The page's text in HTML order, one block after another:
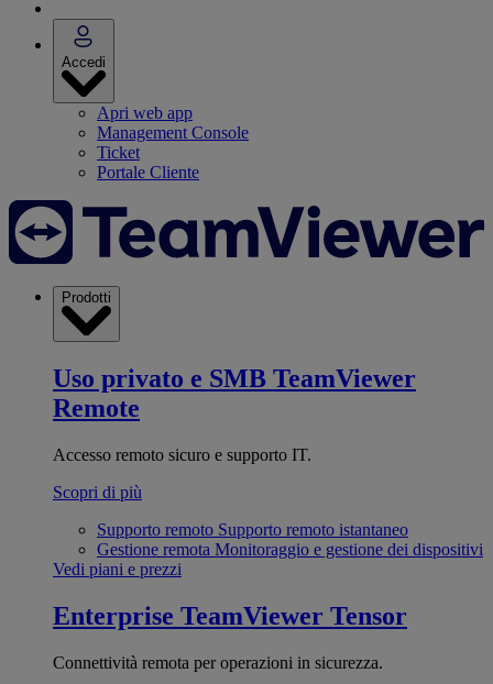
Accedi
Apri web app
Management Console
Ticket
Portale Cliente
Prodotti
Uso privato e SMB TeamViewer
Remote
Accesso remoto sicuro e supporto IT.
Scopri di più
Supporto remoto Supporto remoto istantaneo
Gestione remota Monitoraggio e gestione dei dispositivi
Vedi piani e prezzi
Enterprise TeamViewer Tensor
Connettività remota per operazioni in sicurezza.